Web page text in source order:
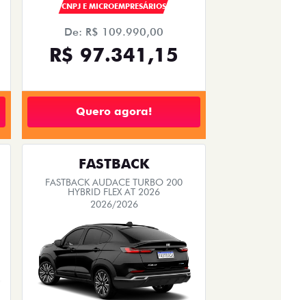
CNPJ E MICROEMPRESÁRIOS
De: R$ 109.990,00
R$ 97.341,15
Quero agora!
FASTBACK
FASTBACK AUDACE TURBO 200
HYBRID FLEX AT 2026
2026/2026